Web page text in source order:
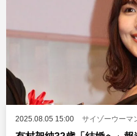
2025.08.05 15:00 サイゾーウーマ